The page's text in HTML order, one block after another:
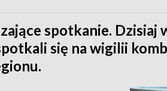
spotkanie. Dzisiaj
się na wigilii